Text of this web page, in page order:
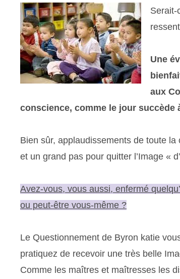
Serait-
Une
aux
conscience, comme le jour succède
Bien sûr, applaudissements de toute la
et un grand pas pour quitter l’Image «
Avez-vous, vous aussi, enfermé
ou peut-être vous-même ?
Le Questionnement de Byron katie
pratiquez de recevoir une très belle
Comme les maîtres et maîtresses les